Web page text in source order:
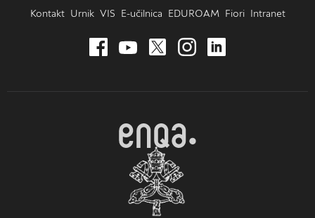
Kontakt Urnik VIS E-učilnica EDUROAM Fiori Intranet